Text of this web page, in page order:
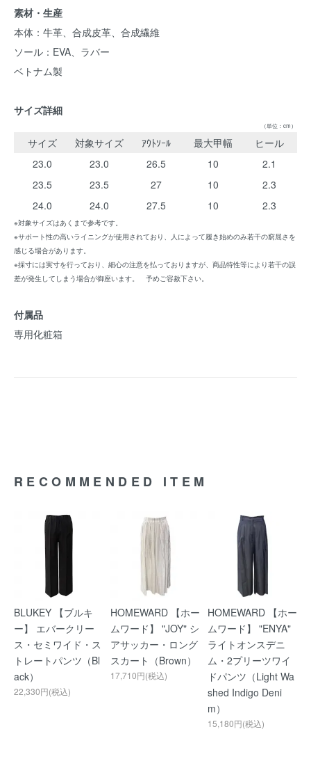
素材・生産
本体：牛革、合成皮革、合成繊維
ソール：EVA、ラバー
ベトナム製
サイズ詳細
（単位：cm）
サイズ 対象サイズ ｱｳﾄｿｰﾙ 最大甲幅
ヒール
23.0
23.0 26.5 10
2.1
23.5
23.5 27 10
2.3
24.0
24.0 27.5 10 2.3
※対象サイズはあくまで参考です。
※サポート性の高いライニングが使用されており、人によって履き始めのみ若干の窮屈さを
感じる場合があります。
※採寸には実寸を行っており、細心の注意を払っておりますが、商品特性等により若干の誤
差が発生してしまう場合が御座います。 予めご容赦下さい。
付属品
専用化粧箱
RECOMMENDED ITEM
BLUKEY 【ブルキ
ー】 エバークリー
ス・セミワイド・ス
トレートパンツ（Bl
ack）
22,330円(税込)
HOMEWARD 【ホー
ムワード】 "JOY" シ
アサッカー・ロング
スカート（Brown）
17,710円(税込)
HOMEWARD 【ホー
ムワード】 "ENYA"
ライトオンスデニ
ム・2プリーツワイ
ドパンツ（Light Wa
shed Indigo Deni
m）
15,180円(税込)